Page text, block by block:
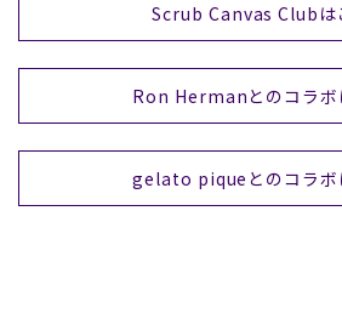
Scrub Canvas Clubは
Ron Hermanとのコラボ
gelato piqueとのコラボ